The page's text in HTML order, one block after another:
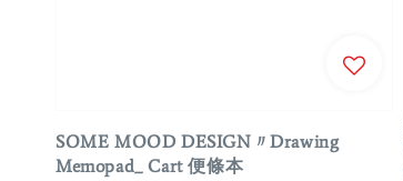
SOME MOOD DESIGN〃Drawing
Memopad_ Cart 便條本